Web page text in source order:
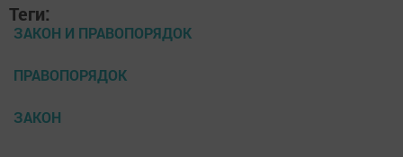
Теги:
ЗАКОН И ПРАВОПОРЯДОК
ПРАВОПОРЯДОК
ЗАКОН